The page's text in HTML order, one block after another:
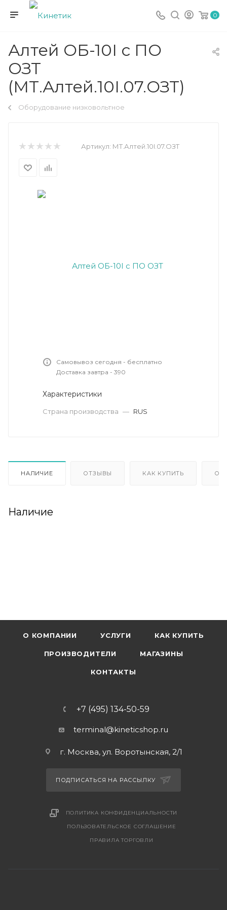
0
Алтей ОБ-10I с ПО
ОЗТ
(МТ.Алтей.10I.07.ОЗТ)
Оборудование низковольтное
Артикул: МТ.Алтей.10I.07.ОЗТ
Самовывоз сегодня - бесплатно
Доставка завтра - 390
Характеристики
Страна производства — RUS
НАЛИЧИЕ ОТЗЫВЫ КАК КУПИТЬ
Наличие
О КОМПАНИИ УСЛУГИ КАК КУПИТЬ
ПРОИЗВОДИТЕЛИ МАГАЗИНЫ
КОНТАКТЫ
+7 (495) 134-50-59
terminal@kineticshop.ru
г. Москва, ул. Воротынская, 2/1
ПОДПИСАТЬСЯ НА РАССЫЛКУ
ПОЛИТИКА КОНФИДЕНЦИАЛЬНОСТИ
ПОЛЬЗОВАТЕЛЬСКОЕ СОГЛАШЕНИЕ
ПРАВИЛА ТОРГОВЛИ